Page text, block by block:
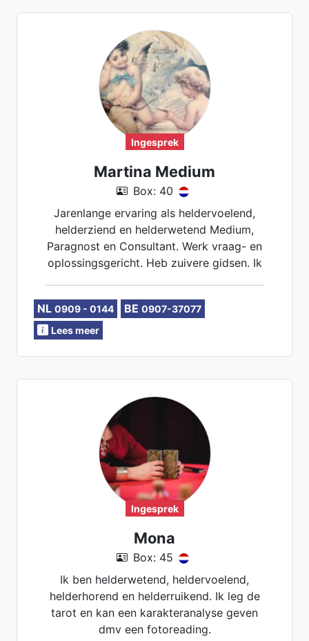
Ingesprek
Martina Medium
Box: 40
Jarenlange ervaring als heldervoelend,
helderziend en helderwetend Medium,
Paragnost en Consultant. Werk vraag- en
oplossingsgericht. Heb zuivere gidsen. Ik
kracht. Ik luister, inspireer en help om de
juiste beslissingen te nemen.
NL 0909 - 0144 BE 0907-37077
Lees meer
Ingesprek
Mona
Box: 45
Ik ben helderwetend, heldervoelend,
helderhorend en helderruikend. Ik leg de
tarot en kan een karakteranalyse geven
dmv een fotoreading.